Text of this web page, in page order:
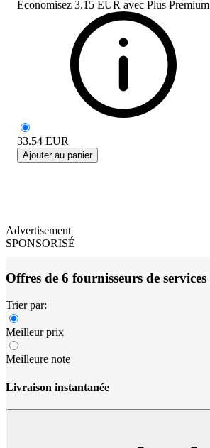
Économisez 3.15 EUR avec Plus Premium
33.54 EUR
Ajouter au panier
Advertisement
SPONSORISÉ
Offres de 6 fournisseurs de services
Trier par:
Meilleur prix
Meilleure note
Livraison instantanée